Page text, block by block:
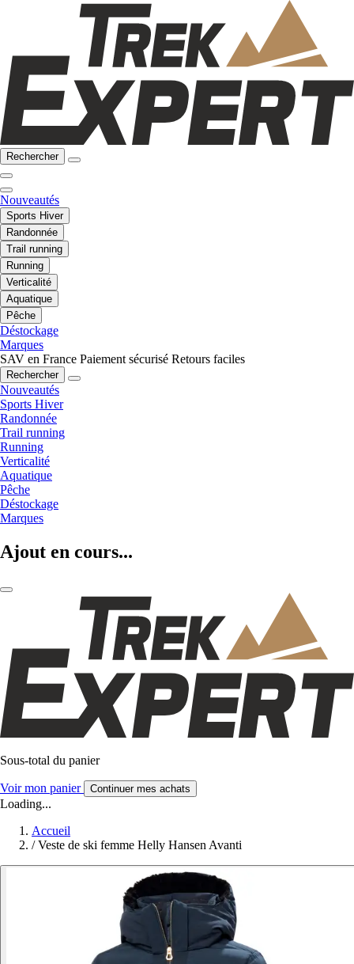
Rechercher
Nouveautés
Sports Hiver
Randonnée
Trail running
Running
Verticalité
Aquatique
Pêche
Déstockage
Marques
SAV en France Paiement sécurisé Retours faciles
Rechercher
Nouveautés
Sports Hiver
Randonnée
Trail running
Running
Verticalité
Aquatique
Pêche
Déstockage
Marques
Ajout en cours...
Sous-total du panier
Voir mon panier Continuer mes achats
Loading...
Accueil
/ Veste de ski femme Helly Hansen Avanti